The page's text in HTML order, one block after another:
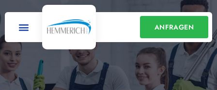
ANFRAGEN